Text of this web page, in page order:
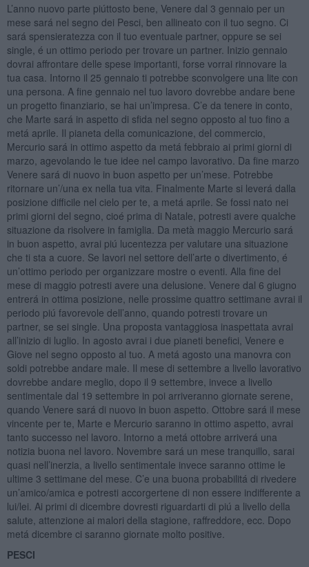
L’anno nuovo parte piúttosto bene, Venere dal 3 gennaio per un
mese sará nel segno dei Pesci, ben allineato con il tuo segno. Ci
sará spensieratezza con il tuo eventuale partner, oppure se sei
single, é un ottimo periodo per trovare un partner. Inizio gennaio
dovrai affrontare delle spese importanti, forse vorrai rinnovare la
tua casa. Intorno il 25 gennaio ti potrebbe sconvolgere una lite con
una persona. A fine gennaio nel tuo lavoro dovrebbe andare bene
un progetto finanziario, se hai un’impresa. C’e da tenere in conto,
che Marte sará in aspetto di sfida nel segno opposto al tuo fino a
metá aprile. Il pianeta della comunicazione, del commercio,
Mercurio sará in ottimo aspetto da metá febbraio ai primi giorni di
marzo, agevolando le tue idee nel campo lavorativo. Da fine marzo
Venere sará di nuovo in buon aspetto per un’mese. Potrebbe
ritornare un’/una ex nella tua vita. Finalmente Marte si leverá dalla
posizione difficile nel cielo per te, a metá aprile. Se fossi nato nei
primi giorni del segno, cioé prima di Natale, potresti avere qualche
situazione da risolvere in famiglia. Da metà maggio Mercurio sará
in buon aspetto, avrai piú lucentezza per valutare una situazione
che ti sta a cuore. Se lavori nel settore dell’arte o divertimento, é
un’ottimo periodo per organizzare mostre o eventi. Alla fine del
mese di maggio potresti avere una delusione. Venere dal 6 giugno
entrerá in ottima posizione, nelle prossime quattro settimane avrai il
periodo piú favorevole dell’anno, quando potresti trovare un
partner, se sei single. Una proposta vantaggiosa inaspettata avrai
all’inizio di luglio. In agosto avrai i due pianeti benefici, Venere e
Giove nel segno opposto al tuo. A metá agosto una manovra con
soldi potrebbe andare male. Il mese di settembre a livello lavorativo
dovrebbe andare meglio, dopo il 9 settembre, invece a livello
sentimentale dal 19 settembre in poi arriveranno giornate serene,
quando Venere sará di nuovo in buon aspetto. Ottobre sará il mese
vincente per te, Marte e Mercurio saranno in ottimo aspetto, avrai
tanto successo nel lavoro. Intorno a metá ottobre arriverá una
notizia buona nel lavoro. Novembre sará un mese tranquillo, sarai
quasi nell’inerzia, a livello sentimentale invece saranno ottime le
ultime 3 settimane del mese. C’e una buona probabilitá di rivedere
un’amico/amica e potresti accorgertene di non essere indifferente a
lui/lei. Ai primi di dicembre dovresti riguardarti di piú a livello della
salute, attenzione ai malori della stagione, raffreddore, ecc. Dopo
metá dicembre ci saranno giornate molto positive.
PESCI